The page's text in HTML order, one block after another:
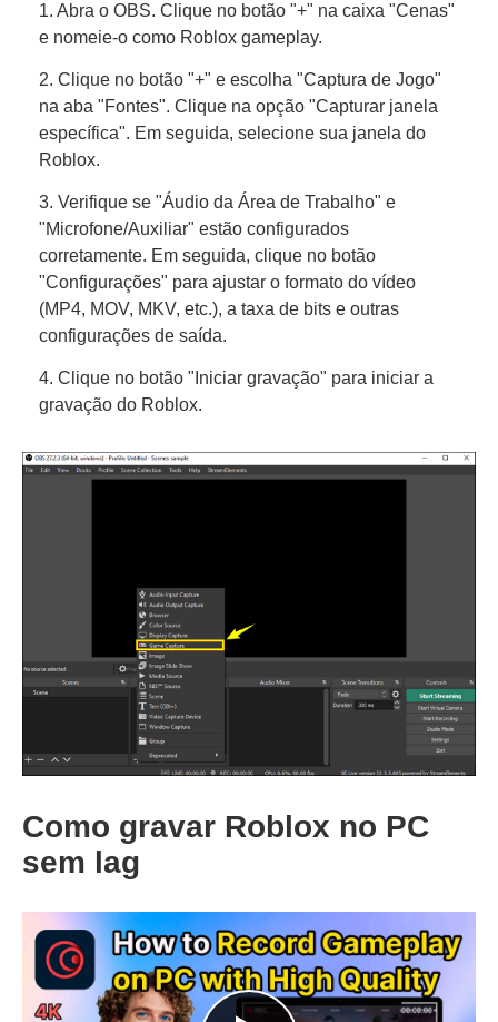
1. Abra o OBS. Clique no botão "+" na caixa "Cenas"
e nomeie-o como Roblox gameplay.
2. Clique no botão "+" e escolha "Captura de Jogo"
na aba "Fontes". Clique na opção "Capturar janela
específica". Em seguida, selecione sua janela do
Roblox.
3. Verifique se "Áudio da Área de Trabalho" e
"Microfone/Auxiliar" estão configurados
corretamente. Em seguida, clique no botão
"Configurações" para ajustar o formato do vídeo
(MP4, MOV, MKV, etc.), a taxa de bits e outras
configurações de saída.
4. Clique no botão "Iniciar gravação" para iniciar a
gravação do Roblox.
Como gravar Roblox no PC
sem lag